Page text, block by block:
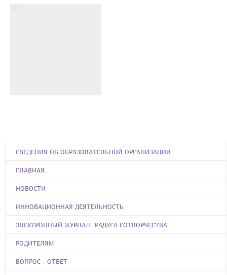
СВЕДЕНИЯ ОБ ОБРАЗОВАТЕЛЬНОЙ ОРГАНИЗАЦИИ
ГЛАВНАЯ
НОВОСТИ
ИННОВАЦИОННАЯ ДЕЯТЕЛЬНОСТЬ
ЭЛЕКТРОННЫЙ ЖУРНАЛ "РАДУГА СОТВОРЧЕСТВА"
РОДИТЕЛЯМ
ВОПРОС - ОТВЕТ